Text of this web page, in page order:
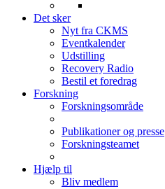
Det sker
Nyt fra CKMS
Eventkalender
Udstilling
Recovery Radio
Bestil et foredrag
Forskning
Forskningsområde
Publikationer og presse
Forskningsteamet
Hjælp til
Bliv medlem